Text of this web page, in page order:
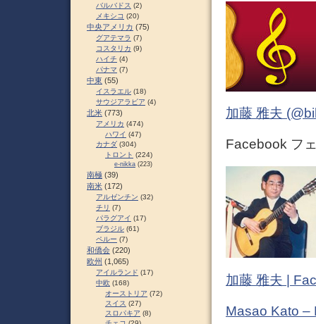
加藤 雅夫
Facebook フ
加藤 雅夫 |
Masao Kato –
バルバドス (2)
メキシコ (20)
中央アメリカ (75)
グアテマラ (7)
コスタリカ (9)
ハイチ (4)
パナマ (7)
中東 (55)
イスラエル (18)
サウジアラビア (4)
北米 (773)
アメリカ (474)
ハワイ (47)
カナダ (304)
トロント (224)
e-nikka (223)
南極 (39)
南米 (172)
アルゼンチン (32)
チリ (7)
パラグアイ (17)
ブラジル (61)
ペルー (7)
和僑会 (220)
欧州 (1,065)
アイルランド (17)
中欧 (168)
オーストリア (72)
スイス (27)
スロパキア (8)